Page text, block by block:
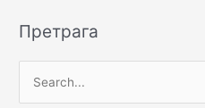
Претрага